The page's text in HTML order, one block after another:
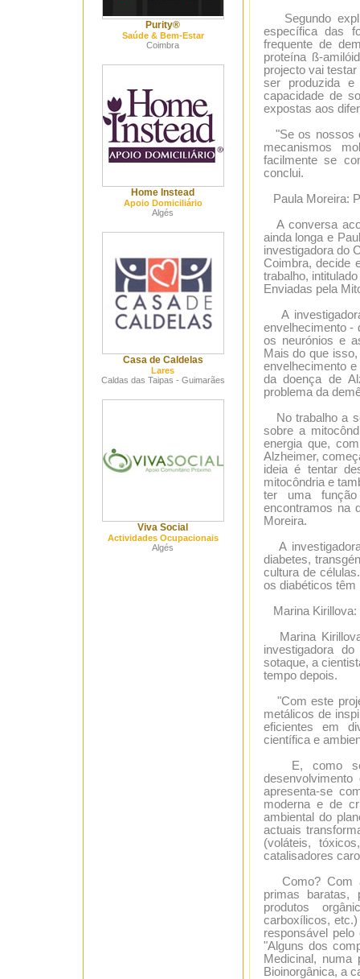
Purity®
Saúde & Bem-Estar
Coimbra
Home Instead
Apoio Domiciliário
Algés
Casa de Caldelas
Lares
Caldas das Taipas - Guimarães
Viva Social
Actividades Ocupacionais
Algés
Segundo
específica das
frequente de
proteína ß-
projecto vai
ser produzida
capacidade de
expostas aos
"Se os nossos
mecanismos
facilmente se
conclui.
Paula Moreira:
A conversa
ainda longa e
investigadora do
Coimbra, decide
trabalho,
Enviadas pela
A
envelhecimento -
os neurónios e
Mais do que
envelhecimento
da doença de
problema da
No trabalho a
sobre a
energia que,
Alzheimer,
ideia é tentar
mitocôndria e
ter uma
encontramos na
Moreira.
A
diabetes,
cultura de
os diabéticos têm
Marina Kirillova:
Marina
investigadora
sotaque, a
tempo depois.
"Com este
metálicos de
eficientes em
científica e
E, como se
apresenta-se
moderna e de
ambiental do
actuais
(voláteis,
catalisadores
Como? Com a
primas baratas,
produtos
carboxílicos,
responsável
"Alguns dos
Medicinal, numa
Bioinorgânica, a